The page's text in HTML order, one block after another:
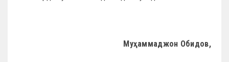
Муҳаммаджон Обидов,